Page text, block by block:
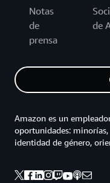
Notas
de
prensa
de
Amazon es un
oportunidades: minorías,
identidad de género,